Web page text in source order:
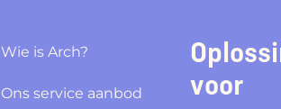
voor
Wie is Arch?
Ons service aanbod